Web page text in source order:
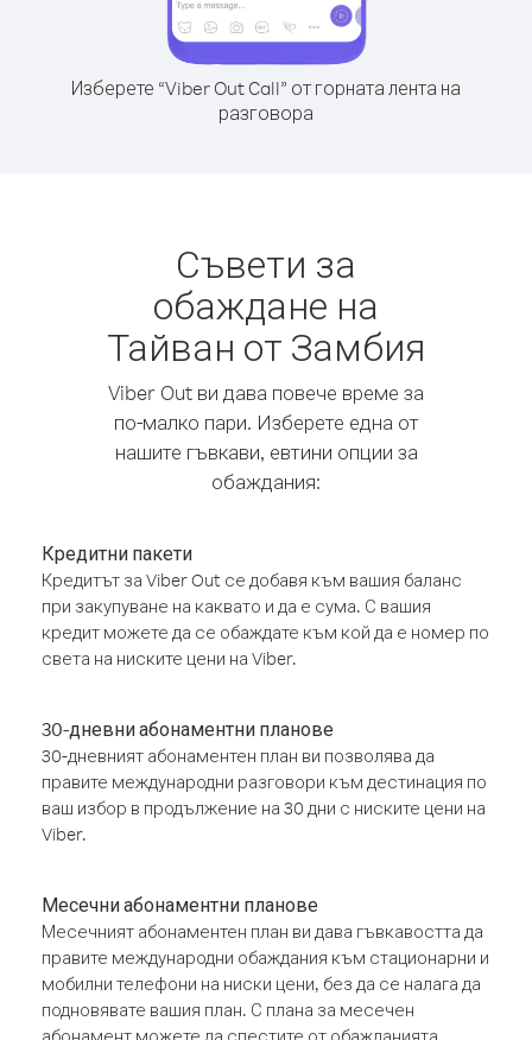
Изберете “Viber Out Call” от горната лента на
разговора
Съвети за
обаждане на
Тайван от Замбия
Viber Out ви дава повече време за
по-малко пари. Изберете една от
нашите гъвкави, евтини опции за
обаждания:
Кредитни пакети
Кредитът за Viber Out се добавя към вашия баланс
при закупуване на каквато и да е сума. С вашия
кредит можете да се обаждате към кой да е номер по
света на ниските цени на Viber.
30-дневни абонаментни планове
30-дневният абонаментен план ви позволява да
правите международни разговори към дестинация по
ваш избор в продължение на 30 дни с ниските цени на
Viber.
Месечни абонаментни планове
Месечният абонаментен план ви дава гъвкавостта да
правите международни обаждания към стационарни и
мобилни телефони на ниски цени, без да се налага да
подновявате вашия план. С плана за месечен